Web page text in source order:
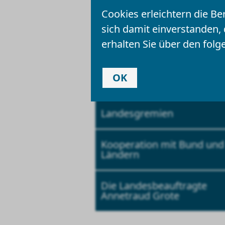
Cookies erleichtern die
sich damit
erhalten Sie über den
OK
Vorlesen
Team und Kontakt
Aufgaben
Landesgremien
Kooperation mit Bund und
Ländern
Die Landesbeauftragte
Annetraud Grote